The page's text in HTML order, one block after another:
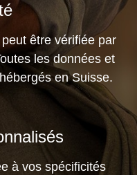
être vérifiée par
les données et
en Suisse.
à vos spécificités